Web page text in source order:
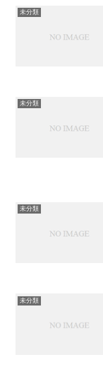
未分類
未分類
未分類
未分類